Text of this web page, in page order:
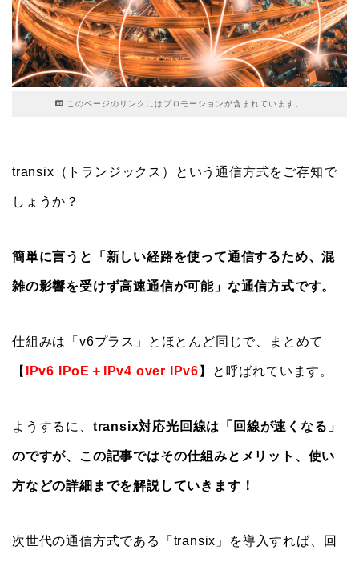
このページのリンクにはプロモーションが含まれています。
transix（トランジックス）という通信方式をご存知で
しょうか？
簡単に言うと「新しい経路を使って通信するため、混
雑の影響を受けず高速通信が可能」な通信方式です。
仕組みは「v6プラス」とほとんど同じで、まとめて
【 IPv6 IPoE＋IPv4 over IPv6 】と呼ばれています。
ようするに、 transix対応光回線は「回線が速くなる」
のですが、この記事ではその仕組みとメリット、使い
方などの詳細までを解説していきます！
次世代の通信方式である「transix」を導入すれば、回